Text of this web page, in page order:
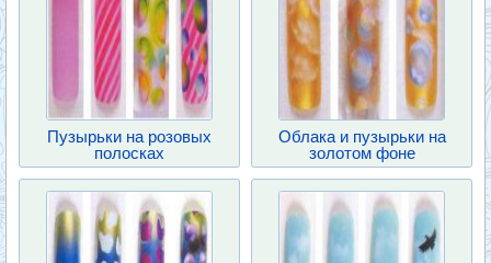
Пузырьки на розовых
полосках
Облака и пузырьки на
золотом фоне